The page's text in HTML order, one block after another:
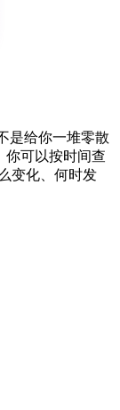
是给你一堆零散
你可以按时间查
变化、何时发